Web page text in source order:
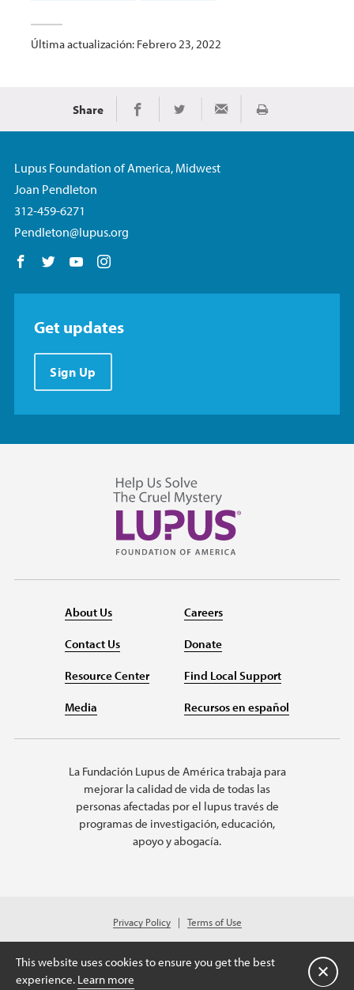
Última actualización: Febrero 23, 2022
Share Share on Facebook
Share on TwitterShare via EmailImprimir
Lupus Foundation of America, Midwest
Joan Pendleton
312-459-6271
Pendleton@lupus.org
Follow us on Facebook
Follow us on Twitter
Follow us on YouTube
Get updates
Sign Up
About Us
Contact Us
Resource Center
Media
Careers
Donate
Find Local Support
Recursos en español
La Fundación Lupus de América trabaja para
mejorar la calidad de vida de todas las
personas afectadas por el lupus través de
programas de investigación, educación,
apoyo y abogacía.
Privacy Policy
Terms of Use
© 2026 Lupus Foundation of America. All rights reserved.
Charitable organization with 501(c)(3) tax-exempt status. Federal ID #43-
1131436.
This website uses cookies to ensure you get the best
experience. Learn more Cerrar